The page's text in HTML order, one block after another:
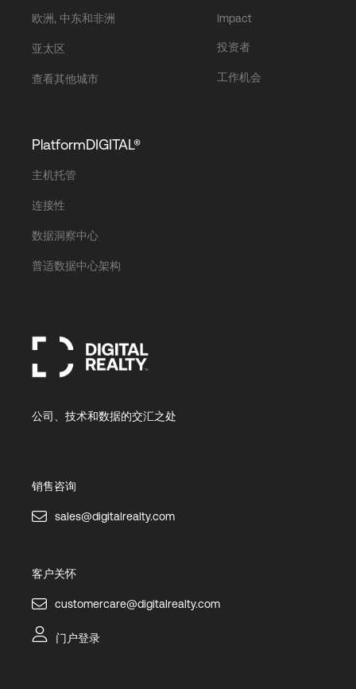
欧洲, 中东和非洲
亚太区
查看其他城市
Impact
投资者
工作机会
PlatformDIGITAL®
主机托管
连接性
数据洞察中心
普适数据中心架构
公司、技术和数据的交汇之处
销售咨询
sales@digitalrealty.com
客户关怀
customercare@digitalrealty.com
门户登录